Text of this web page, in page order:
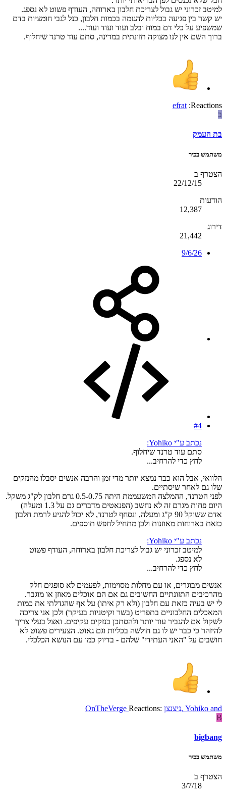
למיטב זכרוני יש גבול לצריכת חלבון בארוחה, העודף פשוט לא נספג.
יש קשר בין פגיעה בכליות להגזמה בכמות חלבון, כנל לגבי חומציות בדם
שמשפיע על כלי דם במוח ובלב ועוד ועוד ועוד....
ברוך השם אין לנו מצוקה תזונתית במדינה, סתם עוד טרנד שיחלוף.
Reactions:
efrat
ב
בת העמק
משתמש בכיר
הצטרף ב
22/12/15
הודעות
12,387
דירוג
21,442
9/6/26
#4
נכתב ע"י Yohiko:
סתם עוד טרנד שיחלוף.
לחץ כדי להרחיב...
הלוואי, אבל הוא כבר נמצא יותר מדי זמן והרבה אנשים יסבלו מהנזקים
שלו גם לאחר שיסתיים.
לפני הטרנד, ההמלצה המשעממת היתה 0.5-0.75 גרם חלבון לק"ג משקל.
היום פחות מגרם זה לא נחשב (הפנאטים מדברים גם על 1.3 ומעלה)
אדם ששוקל 90 ק"ג ומעלה, ונסחף לטרנד, לא יכול להגיע לרמת חלבון
כזאת בארוחות מאוזנות ולכן מתחיל לחפש תוספים.
נכתב ע"י Yohiko:
למיטב זכרוני יש גבול לצריכת חלבון בארוחה, העודף פשוט
לא נספג.
לחץ כדי להרחיב...
אנשים מבוגרים, או עם מחלות מסוימות, לפעמים לא סופגים חלק
מהרכיבים התזונתיים החשובים גם אם הם אוכלים מאוזן או מוגבר.
לי יש בעיה כזאת עם חלבון (ולא רק איתו) על אף שהגדלתי את כמות
המאכלים החלבוניים בתפריט (בשר וקיטניות בעיקר) ולכן אני צריכה
לשקול אם להגביר עוד יותר ולהסתכן בנזקים עקיפים. ואצל בעלי צריך
להיזהר כי כבר יש לו גם חולשה בכליות וגם גאוט. הצעירים פשוט לא
חושבים על "האני העתידי" שלהם - בדיוק כמו עם הנושא הכלכלי.
Reactions: ניצנצן, Yohiko and
OnTheVerge
B
bigbang
משתמש בכיר
הצטרף ב
3/7/18